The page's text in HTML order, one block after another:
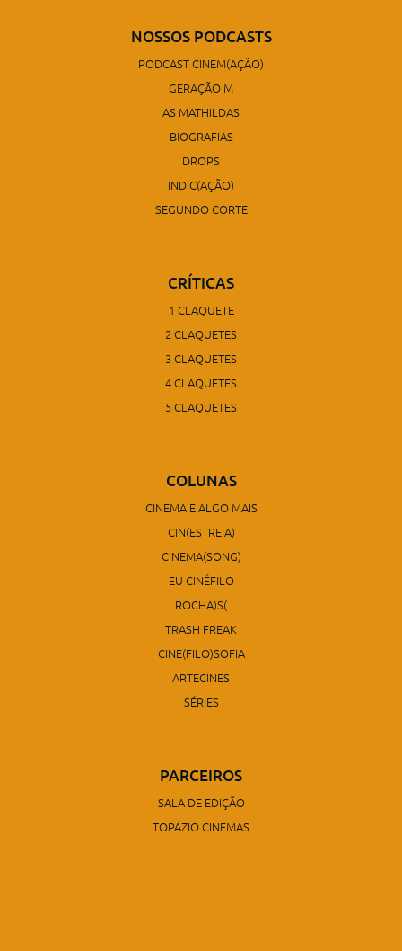
NOSSOS PODCASTS
PODCAST CINEM(AÇÃO)
GERAÇÃO M
AS MATHILDAS
BIOGRAFIAS
DROPS
INDIC(AÇÃO)
SEGUNDO CORTE
CRÍTICAS
1 CLAQUETE
2 CLAQUETES
3 CLAQUETES
4 CLAQUETES
5 CLAQUETES
COLUNAS
CINEMA E ALGO MAIS
CIN(ESTREIA)
CINEMA(SONG)
EU CINÉFILO
ROCHA)S(
TRASH FREAK
CINE(FILO)SOFIA
ARTECINES
SÉRIES
PARCEIROS
SALA DE EDIÇÃO
TOPÁZIO CINEMAS